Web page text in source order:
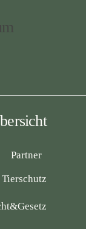
Partner
Tierschutz